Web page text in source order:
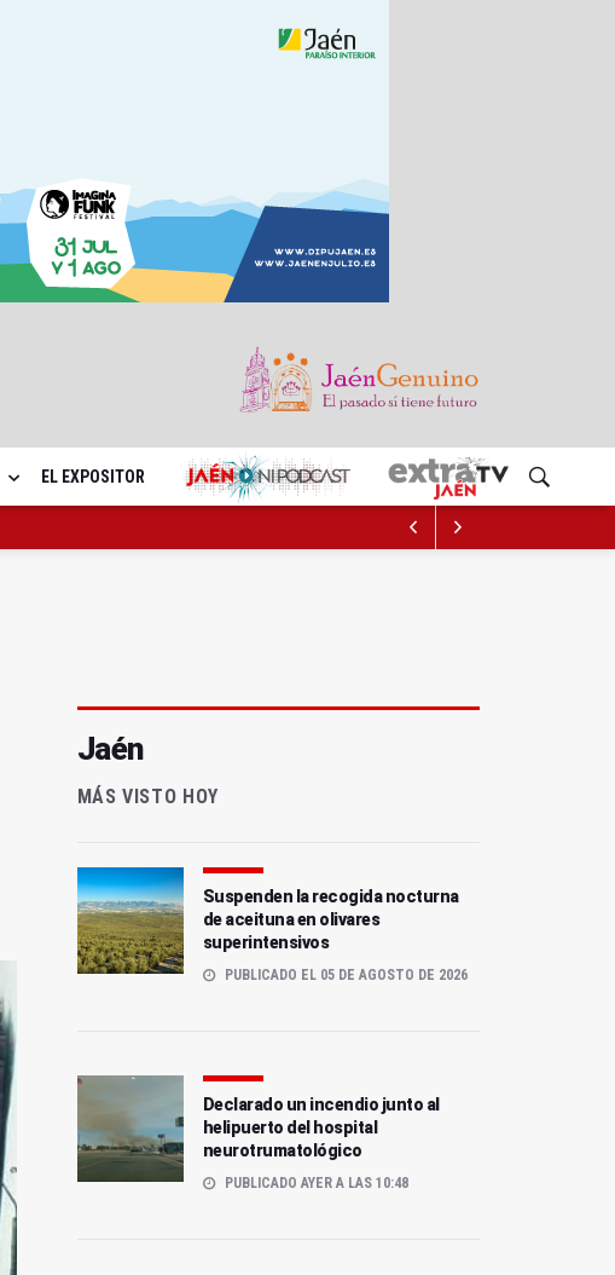
EL EXPOSITOR
Jaén
MÁS VISTO HOY
Suspenden la recogida nocturna
de aceituna en olivares
superintensivos
PUBLICADO EL 05 DE AGOSTO DE 2026
Declarado un incendio junto al
helipuerto del hospital
neurotrumatológico
PUBLICADO AYER A LAS 10:48